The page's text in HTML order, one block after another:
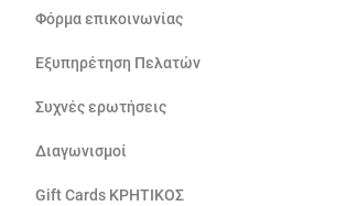
Φόρμα επικοινωνίας
Εξυπηρέτηση Πελατών
Συχνές ερωτήσεις
Διαγωνισμοί
Gift Cards ΚΡΗΤΙΚΟΣ